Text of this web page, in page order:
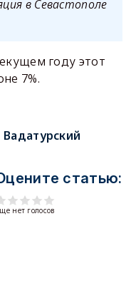
в Севастополе
году этот
7%.
Вадатурский
статью:
нет голосов